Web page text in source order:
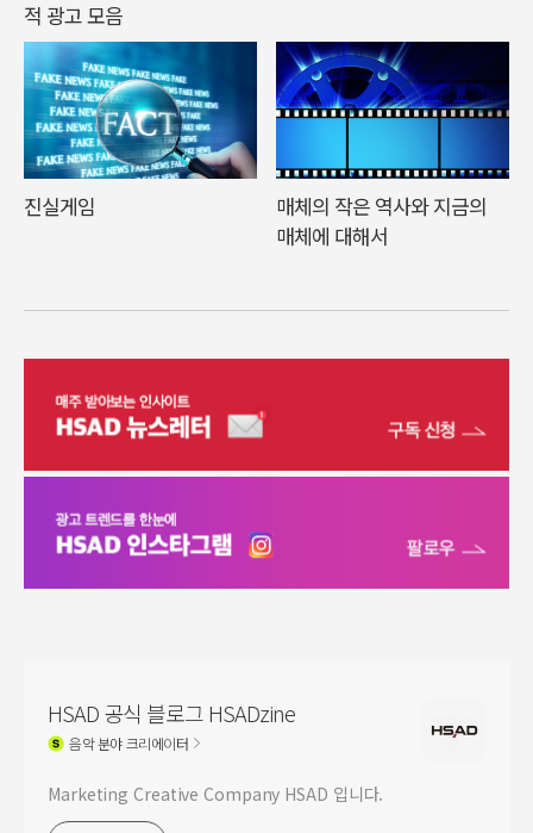
적 광고 모음
진실게임
매체의 작은 역사와 지금의
매체에 대해서
HSAD 공식 블로그 HSADzine
음악분야 크리에이터
Marketing Creative Company HSAD 입니다.